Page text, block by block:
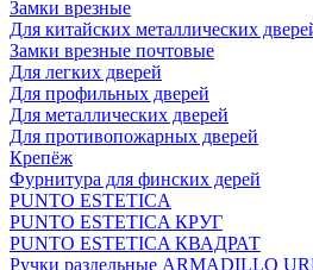
Замки врезные
Для китайских металлических
Замки врезные почтовые
Для легких дверей
Для профильных дверей
Для металлических дверей
Для противопожарных дверей
Крепёж
Фурнитура для финских дерей
PUNTO ESTETICA
PUNTO ESTETICA КРУГ
PUNTO ESTETICA КВАДРАТ
Ручки раздельные ARMADILLO